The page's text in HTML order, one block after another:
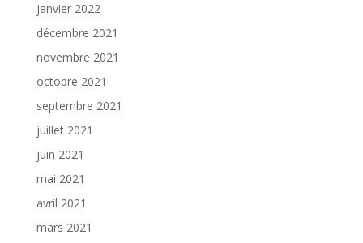
janvier 2022
décembre 2021
novembre 2021
octobre 2021
septembre 2021
juillet 2021
juin 2021
mai 2021
avril 2021
mars 2021